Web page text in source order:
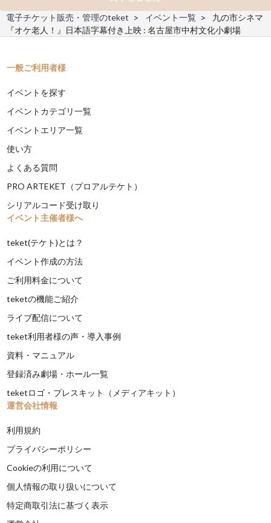
電子チケット販売・管理のteket
イベント一覧
九の市シネマ
『オケ老人！』日本語字幕付き上映 : 名古屋市中村文化小劇場
一般ご利用者様
イベントを探す
イベントカテゴリ一覧
イベントエリア一覧
使い方
よくある質問
PRO ARTEKET（プロアルテケト）
シリアルコード受け取り
イベント主催者様へ
teket(テケト)とは？
イベント作成の方法
ご利用料金について
teketの機能ご紹介
ライブ配信について
teket利用者様の声・導入事例
資料・マニュアル
登録済み劇場・ホール一覧
teketロゴ・プレスキット（メディアキット）
運営会社情報
利用規約
プライバシーポリシー
Cookieの利用について
個人情報の取り扱いについて
特定商取引法に基づく表示